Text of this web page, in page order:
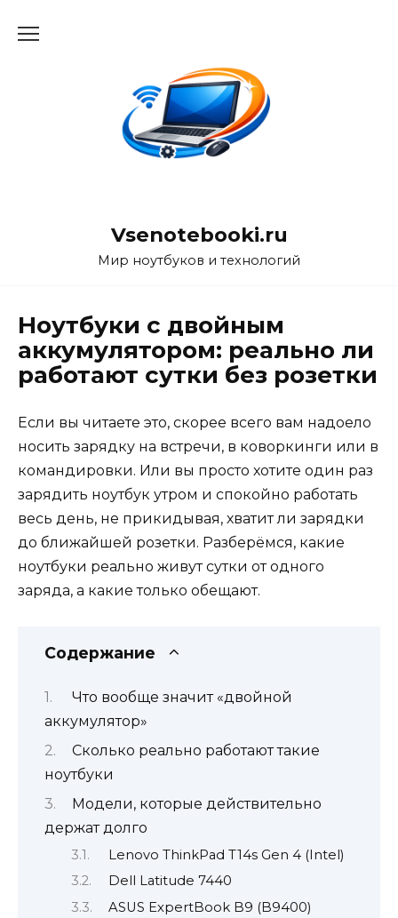
Vsenotebooki.ru
Мир ноутбуков и технологий
Ноутбуки с двойным
аккумулятором: реально ли
работают сутки без розетки
Если вы читаете это, скорее всего вам надоело
носить зарядку на встречи, в коворкинги или в
командировки. Или вы просто хотите один раз
зарядить ноутбук утром и спокойно работать
весь день, не прикидывая, хватит ли зарядки
до ближайшей розетки. Разберёмся, какие
ноутбуки реально живут сутки от одного
заряда, а какие только обещают.
Содержание
Что вообще значит «двойной
аккумулятор»
Сколько реально работают такие
ноутбуки
Модели, которые действительно
держат долго
Lenovo ThinkPad T14s Gen 4 (Intel)
Dell Latitude 7440
ASUS ExpertBook B9 (B9400)